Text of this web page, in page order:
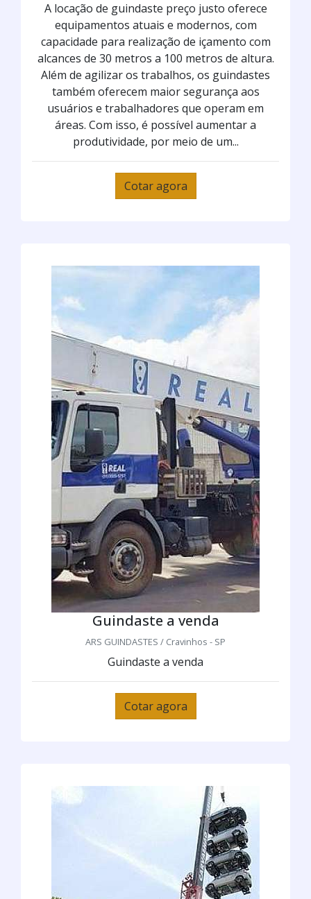
A locação de guindaste preço justo oferece
equipamentos atuais e modernos, com
capacidade para realização de içamento com
alcances de 30 metros a 100 metros de altura.
Além de agilizar os trabalhos, os guindastes
também oferecem maior segurança aos
usuários e trabalhadores que operam em
áreas. Com isso, é possível aumentar a
produtividade, por meio de um...
Cotar agora
Guindaste a venda
ARS GUINDASTES / Cravinhos - SP
Guindaste a venda
Cotar agora